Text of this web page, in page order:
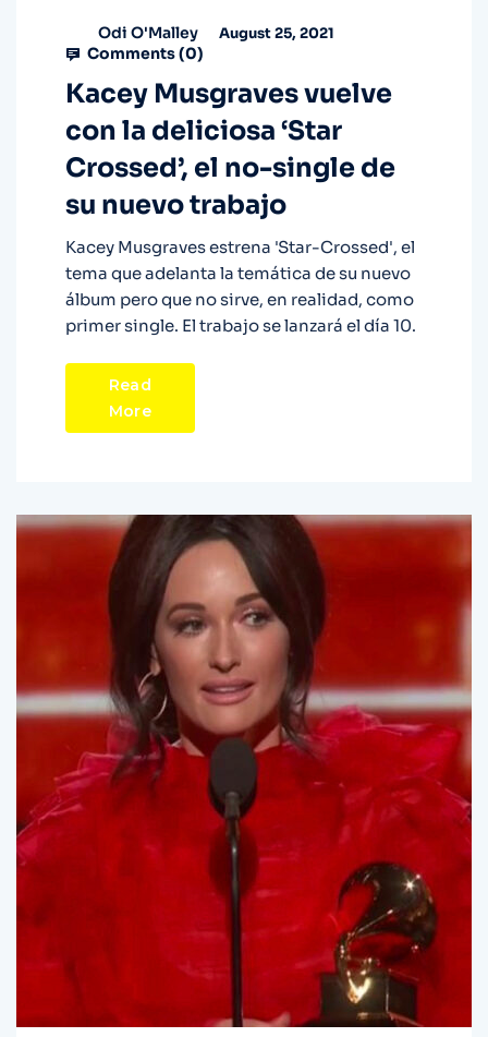
Odi O'Malley August 25, 2021
Comments (0)
Kacey Musgraves vuelve
con la deliciosa ‘Star
Crossed’, el no-single de
su nuevo trabajo
Kacey Musgraves estrena 'Star-Crossed', el
tema que adelanta la temática de su nuevo
álbum pero que no sirve, en realidad, como
primer single. El trabajo se lanzará el día 10.
Read
More